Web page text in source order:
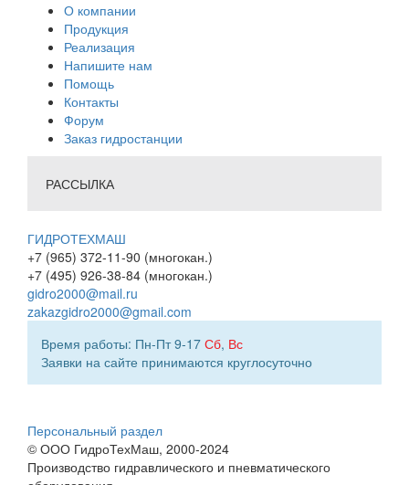
О компании
Продукция
Реализация
Напишите нам
Помощь
Контакты
Форум
Заказ гидростанции
РАССЫЛКА
ГИДРОТЕХМАШ
+7 (965) 372-11-90 (многокан.)
+7 (495) 926-38-84 (многокан.)
gidro2000@mail.ru
zakazgidro2000@gmail.com
Время работы: Пн-Пт 9-17 Сб, Вс
Заявки на сайте принимаются круглосуточно
Персональный раздел
© ООО ГидроТехМаш, 2000-2024
Производство гидравлического и пневматического